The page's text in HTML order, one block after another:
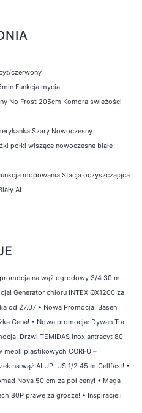
czerwony
Funkcja mycia
No Frost 205cm Komora świeżości
Szary Nowoczesny
półki wiszące nowoczesne białe
mopowania Stacja oczyszczająca
AI
na wąż ogrodowy 3/4 30 m
Generator chloru INTEX QX1200 za
od 27.07 • Nowa Promocja! Basen
Cena! • Nowa promocja: Dywan Tra.
Drzwi TEMIDAS inox antracyt 80
mebli plastikowych CORFU –
na wąż ALUPLUS 1/2 45 m Cellfast! •
Nova 50 cm za pół ceny! • Mega
80P prawe za grosze! • Inspiracje i